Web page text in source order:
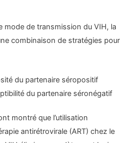
mode de transmission du VIH, la
combinaison de stratégies pour
du partenaire séropositif
du partenaire séronégatif
montré que l’utilisation
antirétrovirale (ART) chez le